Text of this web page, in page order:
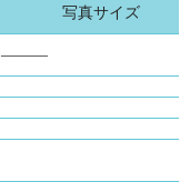
写真サイズ
———